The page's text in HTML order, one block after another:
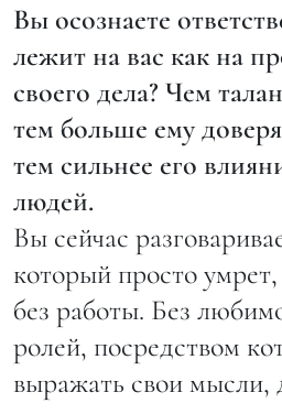
Вы осознаете
лежит на вас как на
своего дела? Чем
тем больше ему
тем сильнее его
людей.
Вы сейчас
который просто умрет,
без работы. Без
ролей, посредством
выражать свои мысли,